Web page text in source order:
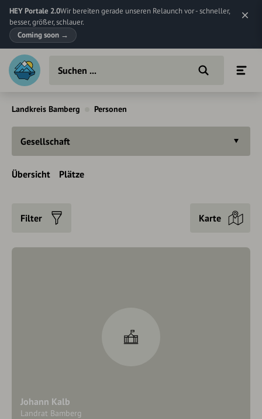
HEY Portale 2.0Wir bereiten gerade unseren Relaunch vor - schneller,
besser, größer, schlauer.
Coming soon →
Landkreis Bamberg Personen
Gesellschaft
Übersicht Plätze
Filter Karte
Johann Kalb
Landrat Bamberg